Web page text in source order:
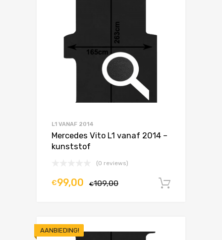
L1 VANAF 2014
Mercedes Vito L1 vanaf 2014 –
kunststof
(0 reviews)
€109,00
€99,00
AANBIEDING!